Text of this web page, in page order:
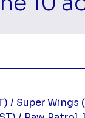
/ Super Wings